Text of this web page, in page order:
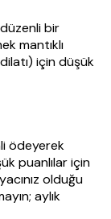
bir
mantıklı
için düşük
ödeyerek
puanlılar için
olduğu
aylık